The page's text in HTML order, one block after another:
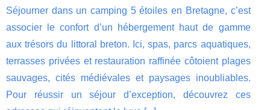
Séjourner dans un camping 5 étoiles en Bretagne, c’est
associer le confort d’un hébergement haut de gamme
aux trésors du littoral breton. Ici, spas, parcs aquatiques,
terrasses privées et restauration raffinée côtoient plages
sauvages, cités médiévales et paysages inoubliables.
Pour réussir un séjour d’exception, découvrez ces